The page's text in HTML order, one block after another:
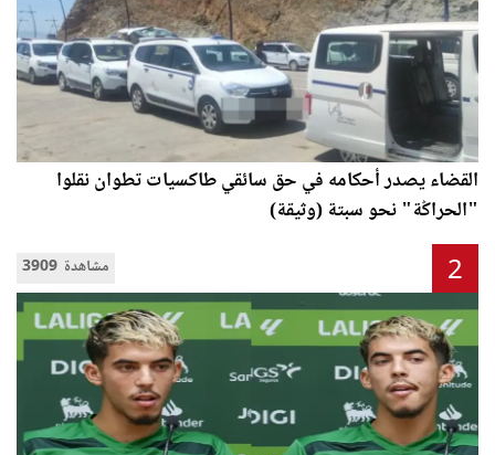
القضاء يصدر أحكامه في حق سائقي طاكسيات تطوان نقلوا
"الحراݣة" نحو سبتة (وثيقة)
3909 مشاهدة 2